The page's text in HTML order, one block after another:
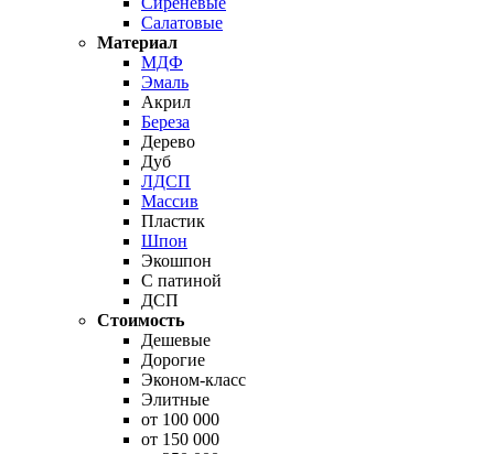
Салатовые
Материал
МДФ
Эмаль
Акрил
Береза
Дерево
Дуб
ЛДСП
Массив
Пластик
Шпон
Экошпон
С патиной
ДСП
Стоимость
Дешевые
Дорогие
Эконом-класс
Элитные
от 100 000
от 150 000